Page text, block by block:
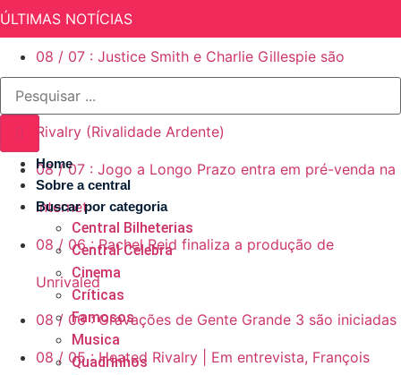
ÚLTIMAS NOTÍCIAS
08 / 07 : Justice Smith e Charlie Gillespie são
escalados para segunda temporada de Heated
Rivalry (Rivalidade Ardente)
08 / 07 : Jogo a Longo Prazo entra em pré-venda na
internet
08 / 06 : Rachel Reid finaliza a produção de
Unrivaled
08 / 06 : Gravações de Gente Grande 3 são iniciadas
08 / 05 : Heated Rivalry | Em entrevista, François
Home
Sobre a central
Buscar por categoria
Central Bilheterias
Central Celebra
Cinema
Críticas
Famosos
Musica
Quadrinhos